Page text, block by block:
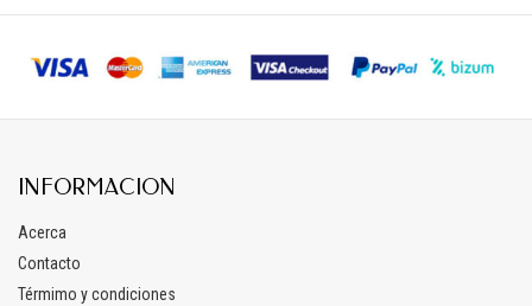
INFORMACION
Acerca
Contacto
Térmimo y condiciones